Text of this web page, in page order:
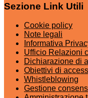
Sezione Link Utili
Cookie policy
Note legali
Informativa
Ufficio Relazioni
Dichiarazione di
Obiettivi di
Whistleblowing
Gestione